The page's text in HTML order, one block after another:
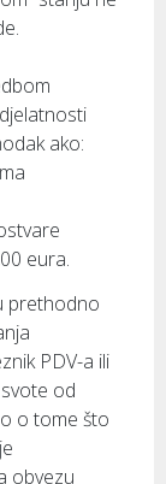
ako:
eura.
prethodno
PDV-a ili
od
o tome što
obvezu